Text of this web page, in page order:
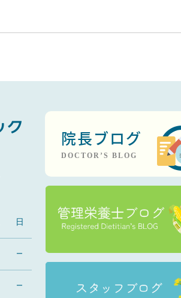
日
ー
ー
院長ブログ
DOCTOR’S BLOG